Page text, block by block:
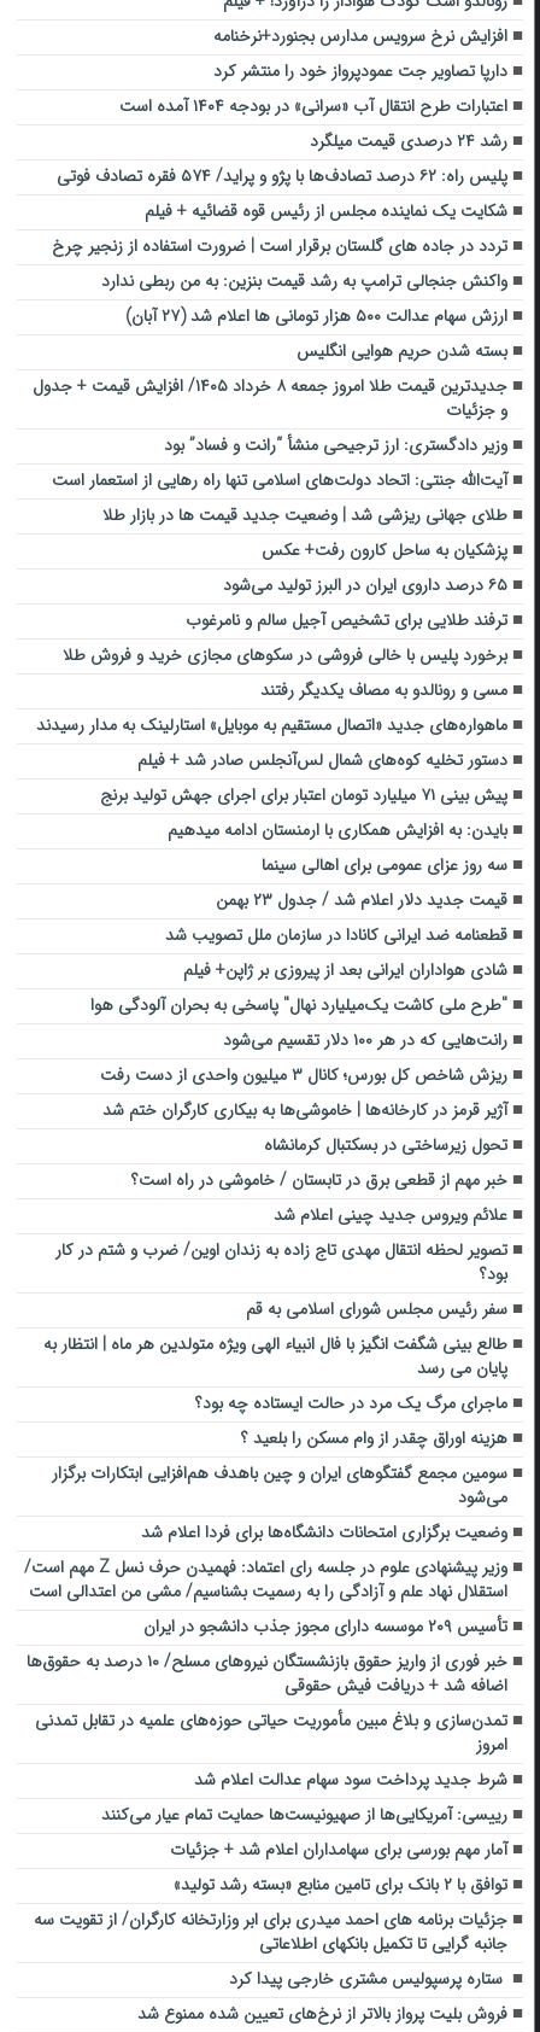
افزایش نرخ سرویس مدارس بجنورد+نرخنامه
دارپا تصاویر جت عمودپرواز خود را منتشر کرد
اعتبارات طرح انتقال آب «سرانی» در بودجه ۱۴۰۴ آمده است
رشد ۲۴ درصدی قیمت میلگرد
پلیس راه: ۶۲ درصد تصادف‌ها با پژو و پراید/ ۵۷۴ فقره تصادف فوتی
شکایت یک نماینده مجلس از رئیس قوه قضائیه + فیلم
تردد در جاده های گلستان برقرار است | ضرورت استفاده از زنجیر چرخ
واکنش جنجالی ترامپ به رشد قیمت بنزین: به من ربطی ندارد
ارزش سهام عدالت ۵۰۰ هزار تومانی ها اعلام شد (۲۷ آبان)
بسته شدن حریم هوایی انگلیس
جدیدترین قیمت طلا امروز جمعه ۸ خرداد ۱۴۰۵/ افزایش قیمت + جدول
و جزئیات
وزیر دادگستری: ارز ترجیحی منشأ “رانت و فساد” بود
آیت‌الله جنتی: اتحاد دولت‌های اسلامی تنها راه رهایی از استعمار است
طلای جهانی ریزشی شد | وضعیت جدید قیمت ها در بازار طلا
پزشکیان به ساحل کارون رفت+ عکس
۶۵ درصد داروی ایران در البرز تولید می‌شود
ترفند طلایی برای تشخیص آجیل سالم و نامرغوب
برخورد پلیس با خالی فروشی در سکوهای مجازی خرید و فروش طلا
مسی و رونالدو به مصاف یکدیگر رفتند
ماهواره‌های جدید «اتصال مستقیم به موبایل» استارلینک به مدار رسیدند
دستور تخلیه کوه‌های شمال لس‌آنجلس صادر شد + فیلم
پیش بینی ۷۱ میلیارد تومان اعتبار برای اجرای جهش تولید برنج
بایدن: به افزایش همکاری با ارمنستان ادامه می‎دهیم
سه روز عزای عمومی برای اهالی سینما
قیمت جدید دلار اعلام شد / جدول ۲۳ بهمن
قطعنامه ضد ایرانی کانادا در سازمان ملل تصویب شد
شادی هواداران ایرانی بعد از پیروزی بر ژاپن+ فیلم
"طرح ملی کاشت یک‌میلیارد نهال" پاسخی به بحران آلودگی هوا
رانت‌‎هایی که در هر ۱۰۰ دلار تقسیم می‌شود
ریزش شاخص کل بورس؛ کانال ۳ میلیون واحدی از دست رفت
آژیر قرمز در کارخانه‌ها | خاموشی‌ها به بیکاری کارگران ختم شد
تحول زیرساختی در بسکتبال کرمانشاه
خبر مهم از قطعی برق در تابستان / خاموشی در راه است؟
علائم ویروس جدید چینی اعلام شد
تصویر لحظه انتقال مهدی تاج زاده به زندان اوین/ ضرب و شتم در کار
بود؟
سفر رئیس مجلس شورای اسلامی به قم
طالع بینی شگفت انگیز با فال انبیاء الهی ویژه متولدین هر ماه | انتظار به
پایان می رسد
ماجرای مرگ یک مرد در حالت ایستاده چه بود؟
هزینه اوراق چقدر از وام مسکن را بلعید ؟
سومین مجمع گفتگوهای ایران و چین باهدف هم‌افزایی ابتکارات برگزار
می‌شود
وضعیت برگزاری امتحانات دانشگاه‌ها برای فردا اعلام شد
وزیر پیشنهادی علوم در جلسه رای اعتماد: فهمیدن حرف نسل Z مهم است/
استقلال نهاد علم و آزادگی را به رسمیت بشناسیم/ مشی من اعتدالی است
تأسیس ۲۰۹ موسسه دارای مجوز جذب دانشجو در ایران
خبر فوری از واریز حقوق بازنشستگان نیرو‌های مسلح/ ۱۰ درصد به حقوق‌ها
اضافه شد + دریافت فیش حقوقی
تمدن‌سازی و بلاغ مبین مأموریت حیاتی حوزه‌های علمیه در تقابل تمدنی
امروز
شرط جدید پرداخت سود سهام عدالت اعلام شد
رییسی: آمریکایی‌ها از صهیونیست‌ها حمایت تمام عیار می‌کنند
آمار مهم بورسی برای سهامداران اعلام شد + جزئیات
توافق با ۲ بانک برای تامین منابع «بسته رشد تولید»
جزئیات برنامه های احمد میدری برای ابر وزارتخانه کارگران/ از تقویت سه
جانبه گرایی تا تکمیل بانکهای اطلاعاتی
ستاره پرسپولیس مشتری خارجی پیدا کرد
فروش بلیت پرواز بالاتر از نرخ‌های تعیین شده ممنوع شد